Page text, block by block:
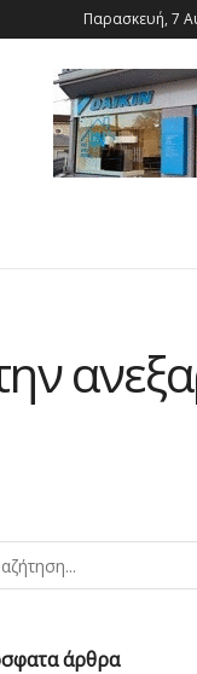
Παρασκευή, 7
άρθρα